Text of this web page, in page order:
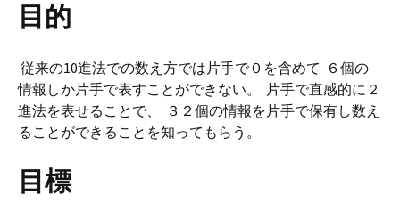
目的
従来の10進法での数え方では片手で０を含めて ６個の
情報しか片手で表すことができない。 片手で直感的に２
進法を表せることで、 ３２個の情報を片手で保有し数え
ることができることを知ってもらう。
目標